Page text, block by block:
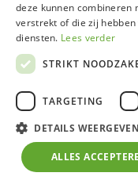
Serre S106
construct
deze kunnen
verstrekt of die zij
diensten. Lees verder
STRIKT
TARGETING
DETAILS WEERGEVEN
ALLES